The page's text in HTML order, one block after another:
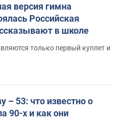
версия гимна
Российская
в школе
только первый куплет и
– 53: что известно о
90-х и как они